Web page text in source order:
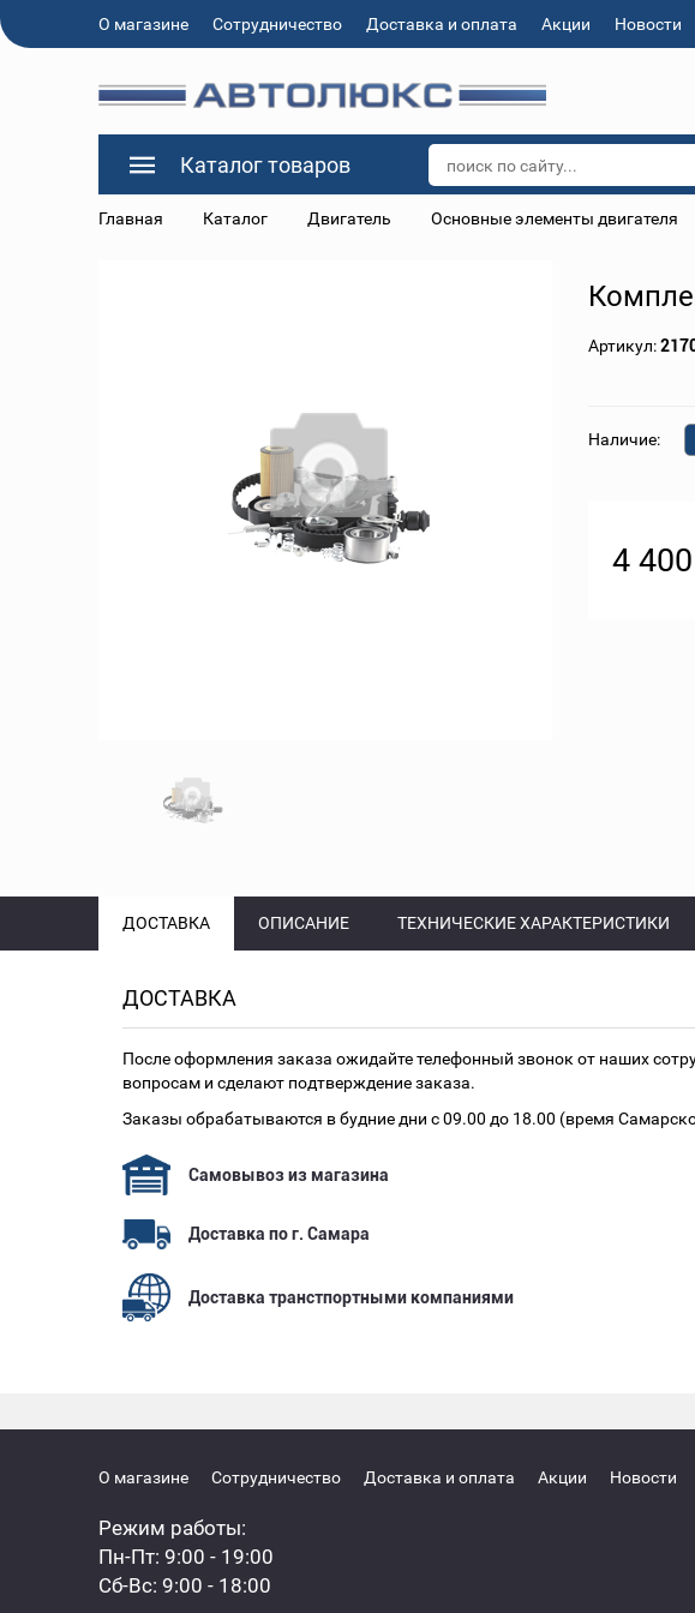
О магазине Сотрудничество Доставка и оплата Акции Новости
Каталог товаров
Главная Каталог Двигатель Основные элементы двигателя
Артикул:
Наличие:
4
ДОСТАВКА ОПИСАНИЕ ТЕХНИЧЕСКИЕ ХАРАКТЕРИСТИКИ
ДОСТАВКА
После оформления заказа ожидайте телефонный звонок от наших
вопросам и сделают подтверждение заказа.
Заказы обрабатываются в будние дни с 09.00 до 18.00 (время
Самовывоз из магазина
Доставка по г. Самара
Доставка транстпортными компаниями
О магазине Сотрудничество Доставка и оплата Акции Новости
Режим работы:
Пн-Пт: 9:00 - 19:00
Сб-Вс: 9:00 - 18:00